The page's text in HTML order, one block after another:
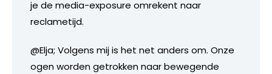
je de media-exposure omrekent naar
reclametijd.
@Elja; Volgens mij is het net anders om. Onze
ogen worden getrokken naar bewegende